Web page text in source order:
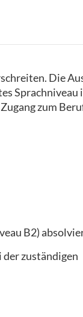
Die
Sprachniveau
zum
B2)
der zuständigen